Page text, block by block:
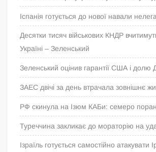
Іспанія готується до нової навали
Десятки тисяч військових КНДР
Україні – Зеленський
Зеленський оцінив гарантії США і долю
ЗАЕС двічі за день втрачала зовнішнє
РФ скинула на Ізюм КАБи: семеро
Туреччина закликає до мораторію на
Ізраїль готується самостійно